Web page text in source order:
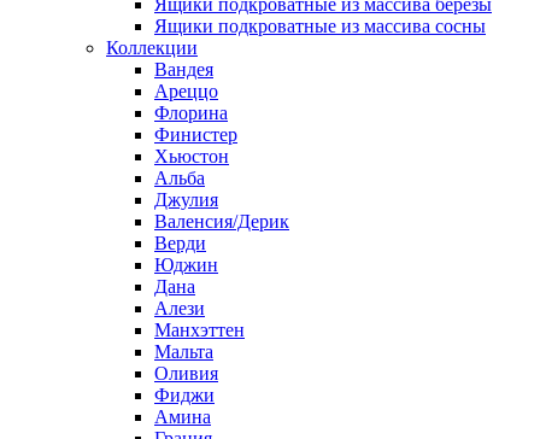
Ящики подкроватные из массива березы
Ящики подкроватные из массива сосны
Коллекции
Вандея
Ареццо
Флорина
Финистер
Хьюстон
Альба
Джулия
Валенсия/Дерик
Верди
Юджин
Дана
Алези
Манхэттен
Мальта
Оливия
Фиджи
Амина